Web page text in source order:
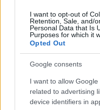
I want to opt-out of
Retention, Sale, and/
Personal Data that Is
Purposes for which it
Opted Out
Google consents
I want to allow
related to advertising
device identifiers in